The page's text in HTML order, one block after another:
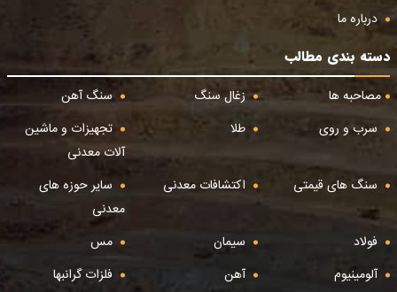
درباره ما
دسته بندی مطالب
مصاحبه ها
زغال سنگ
سنگ آهن
سرب و روی
طلا
تجهیزات و ماشین
آلات معدنی
سنگ های قیمتی
اکتشافات معدنی
سایر حوزه های
معدنی
فولاد
سیمان
مس
آلومینیوم
آهن فلزات گرانبها